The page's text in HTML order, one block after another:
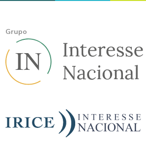
Grupo